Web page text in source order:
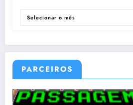
ARQUIVOS
PARCEIROS